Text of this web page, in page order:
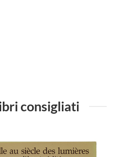
consigliati